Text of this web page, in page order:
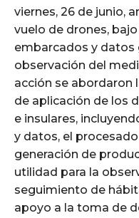
viernes, 26 de junio,
vuelo de drones,
embarcados y datos
observación del
acción se abordaron
de aplicación de los
e insulares,
y datos, el
generación de
utilidad para la
seguimiento de
apoyo a la toma de